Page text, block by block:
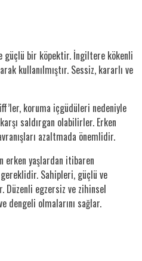
güçlü bir köpektir. İngiltere kökenli
kullanılmıştır. Sessiz, kararlı ve
koruma içgüdüleri nedeniyle
saldırgan olabilirler. Erken
azaltmada önemlidir.
erken yaşlardan itibaren
Sahipleri, güçlü ve
egzersiz ve zihinsel
dengeli olmalarını sağlar.